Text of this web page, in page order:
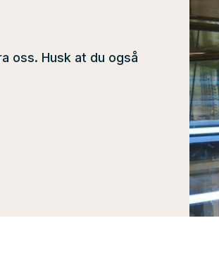
oss. Husk at du også